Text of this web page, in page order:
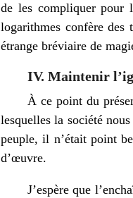
de les compliquer pour
logarithmes confère des
étrange bréviaire de
IV. Maintenir
À ce point du
lesquelles la société
peuple, il n’était point
d’œuvre.
J’espère que